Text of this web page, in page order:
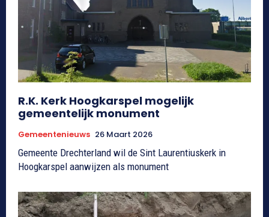
R.K. Kerk Hoogkarspel mogelijk
gemeentelijk monument
Gemeentenieuws 26 Maart 2026
Gemeente Drechterland wil de Sint Laurentiuskerk in
Hoogkarspel aanwijzen als monument